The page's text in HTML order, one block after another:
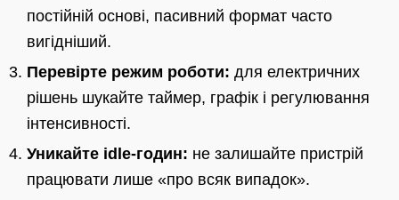
постійній основі, пасивний формат часто
вигідніший.
Перевірте режим роботи: для електричних
рішень шукайте таймер, графік і регулювання
інтенсивності.
Уникайте idle-годин: не залишайте пристрій
працювати лише «про всяк випадок».